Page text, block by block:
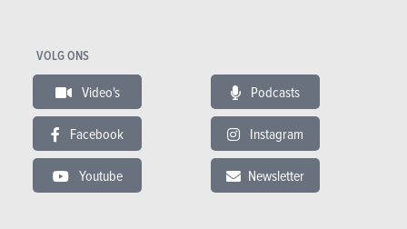
VOLG ONS
Video's Podcasts
Facebook Instagram
Youtube Newsletter
Algemene tevredenheid :